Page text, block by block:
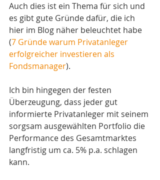
Auch dies ist ein Thema für sich und
es gibt gute Gründe dafür, die ich
hier im Blog näher beleuchtet habe
(7 Gründe warum Privatanleger
erfolgreicher investieren als
Fondsmanager).
Ich bin hingegen der festen
Überzeugung, dass jeder gut
informierte Privatanleger mit seinem
sorgsam ausgewählten Portfolio die
Performance des Gesamtmarktes
langfristig um ca. 5% p.a. schlagen
kann.